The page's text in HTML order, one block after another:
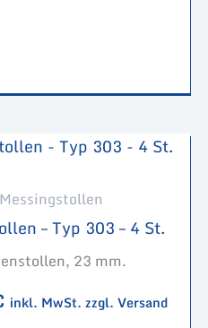
Messingstollen
– Typ 303 – 4 St.
23 mm.
inkl. MwSt. zzgl. Versand